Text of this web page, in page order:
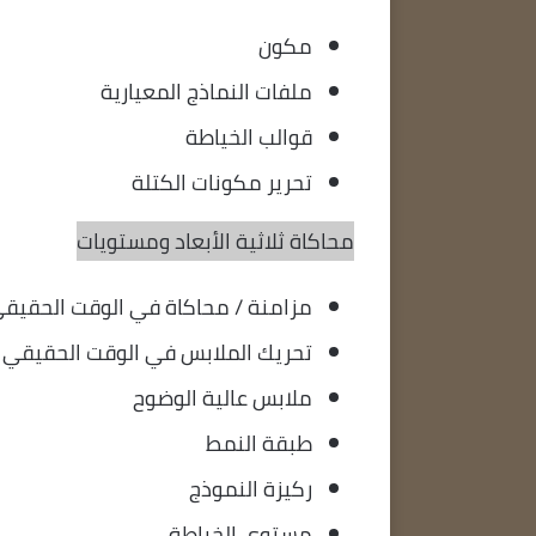
مكون
ملفات النماذج المعيارية
قوالب الخياطة
تحرير مكونات الكتلة
محاكاة ثلاثية الأبعاد ومستويات
مزامنة / محاكاة في الوقت
تحريك الملابس في الوقت الحقيقي
ملابس عالية الوضوح
طبقة النمط
ركيزة النموذج